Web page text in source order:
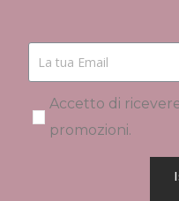
Accetto di
promozioni.